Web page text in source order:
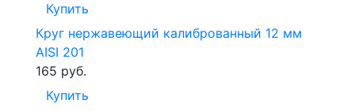
Купить
Круг нержавеющий калиброванный 12 мм
AISI 201
165 руб.
Купить